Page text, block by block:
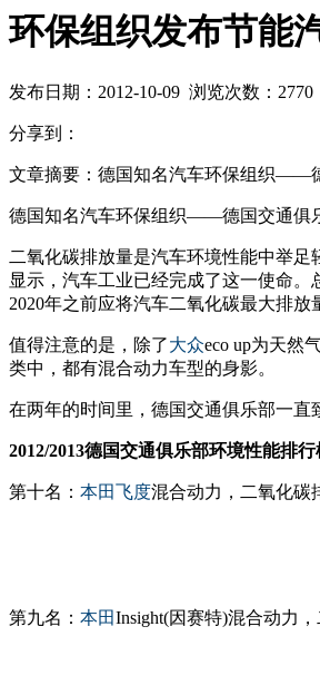
环保组织发布节能
发布日期： 2012-10-09 浏览次数： 2770
分享到：
文章摘要： 德国知名汽车环保组织——
德国知名汽车环保组织——德国交通俱
二氧化碳排放量是汽车环境性能中举
显示，汽车工业已经完成了这一使命。
2020年之前应将汽车二氧化碳最大排放
值得注意的是，除了大众eco up为天然
类中，都有混合动力车型的身影。
在两年的时间里，德国交通俱乐部一直
2012/2013德国交通俱乐部环境性能排行
第十名： 本田飞度混合动力，二氧化碳
第九名： 本田Insight(因赛特)混合动力